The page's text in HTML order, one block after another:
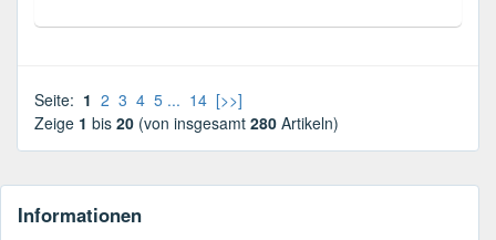
Seite: 1 2 3 4 5 ... 14 [>>]
Zeige 1 bis 20 (von insgesamt 280 Artikeln)
Informationen